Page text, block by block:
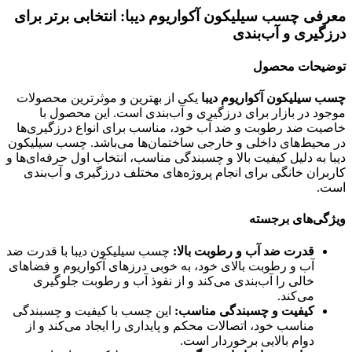
معرفی چسب سیلیکون آکواریوم دیبا: انتخابی برتر برای
درزگیری و آب‌بندی
توضیحات محصول
چسب سیلیکون آکواریوم دیبا یکی از بهترین و موثرترین محصولات
موجود در بازار برای درزگیری و آب‌بندی است. این محصول با
خاصیت ضد رطوبت و ضد آب خود، مناسب برای انواع درزگیری‌ها
در محیط‌های داخلی و خارجی ساختمان‌ها می‌باشد. چسب سیلیکون
دیبا به دلیل کیفیت بالا و چسبندگی مناسب، انتخاب اول حرفه‌ای‌ها و
کاربران خانگی برای انجام پروژه‌های مختلف درزگیری و آب‌بندی
است.
ویژگی‌های برجسته
قدرت ضد آب و رطوبت بالا: چسب سیلیکون دیبا با قدرت ضد
آب و رطوبت بالای خود، به خوبی درزهای آکواریوم و فضاهای
خالی را آب‌بندی می‌کند و از نفوذ آب و رطوبت جلوگیری
می‌کند.
کیفیت و چسبندگی مناسب: این چسب با کیفیت و چسبندگی
مناسب خود، اتصالات محکم و پایداری را ایجاد می‌کند و از
دوام بالایی برخوردار است.